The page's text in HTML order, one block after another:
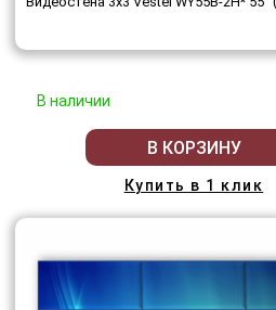
В наличии
В КОРЗИНУ
Купить в 1 клик